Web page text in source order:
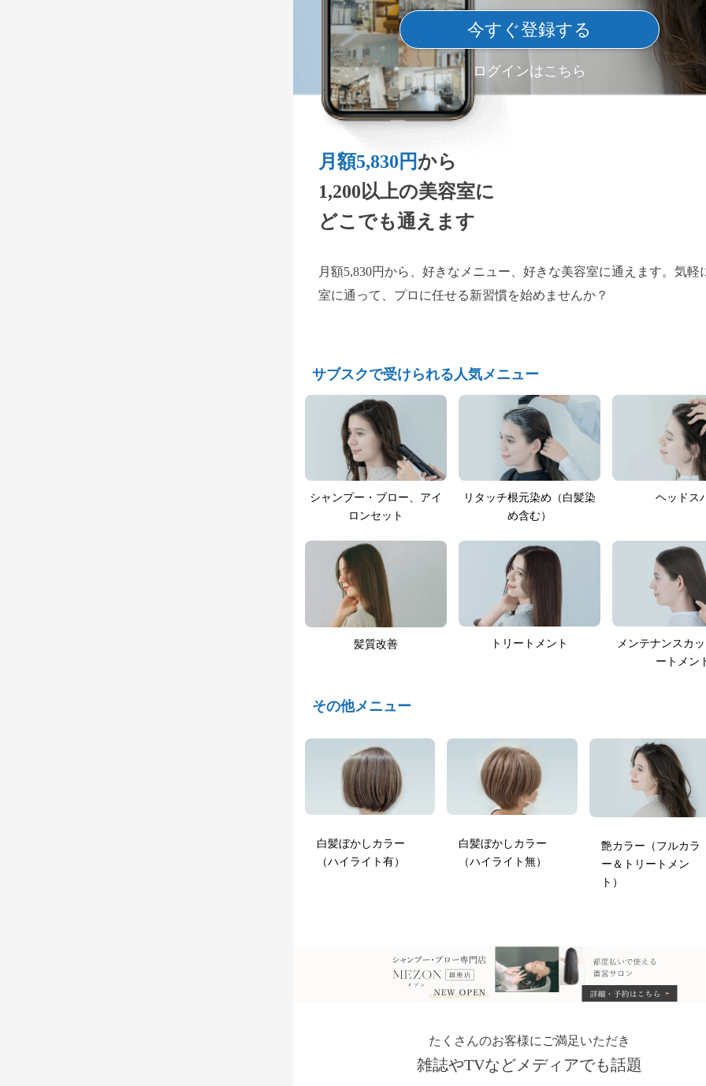
今すぐ登録する
ログインはこちら
月額5,830円から
1,200以上の美容室に
どこでも通えます
月額5,830円から、好きなメニュー、好きな美容室に通えます。気軽
室に通って、プロに任せる新習慣を始めませんか？
サブスクで受けられる人気メニュー
シャンプー・ブロー、アイ
ロンセット
リタッチ根元染め（白髪染
め含む）
ヘッドス
髪質改善 トリートメント
メンテナンスカ
ートメン
その他メニュー
白髪ぼかしカラー
（ハイライト有）
白髪ぼかしカラー
（ハイライト無）
艶カラー（フルカラ
ー＆トリートメン
ト）
たくさんのお客様にご満足いただき
雑誌やTVなどメディアでも話題